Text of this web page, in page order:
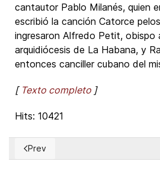
cantautor Pablo Milanés, quien
escribió la canción Catorce
ingresaron Alfredo Petit, obispo
arquidiócesis de La Habana, y
entonces canciller cubano del
[ Texto completo ]
Hits: 10421
Previous article: Cientos de
Prev